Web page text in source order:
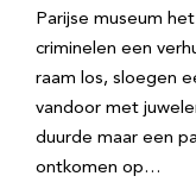
Parijse museum
criminelen een
raam los, sloegen
vandoor met
duurde maar een
ontkomen op…